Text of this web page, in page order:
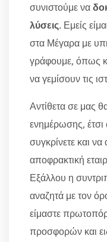
συνιστούμε να
λύσεις. Εμείς
στα Μέγαρα με
γράφουμε, όπως
να γεμίσουν τις
Αντίθετα σε μας
ενημέρωσης,
συγκρίνετε και
αποφρακτική
Εξάλλου η
αναζητά με τον
είμαστε
προσφορών και